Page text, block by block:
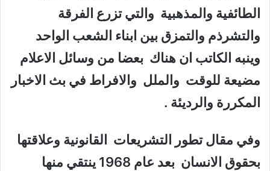
الطائفية والمذهبية والتي تزرع الفرقة
والتشرذم والتمزق بين ابناء الشعب الواحد
وينبه الكاتب ان هناك بعضا من وسائل الاعلام
مضيعة للوقت والملل والافراط في بث الاخبار
المكررة والرديئة .
وفي مقال تطور التشريعات القانونية وعلاقتها
بحقوق الانسان بعد عام 1968 ينتقي منها